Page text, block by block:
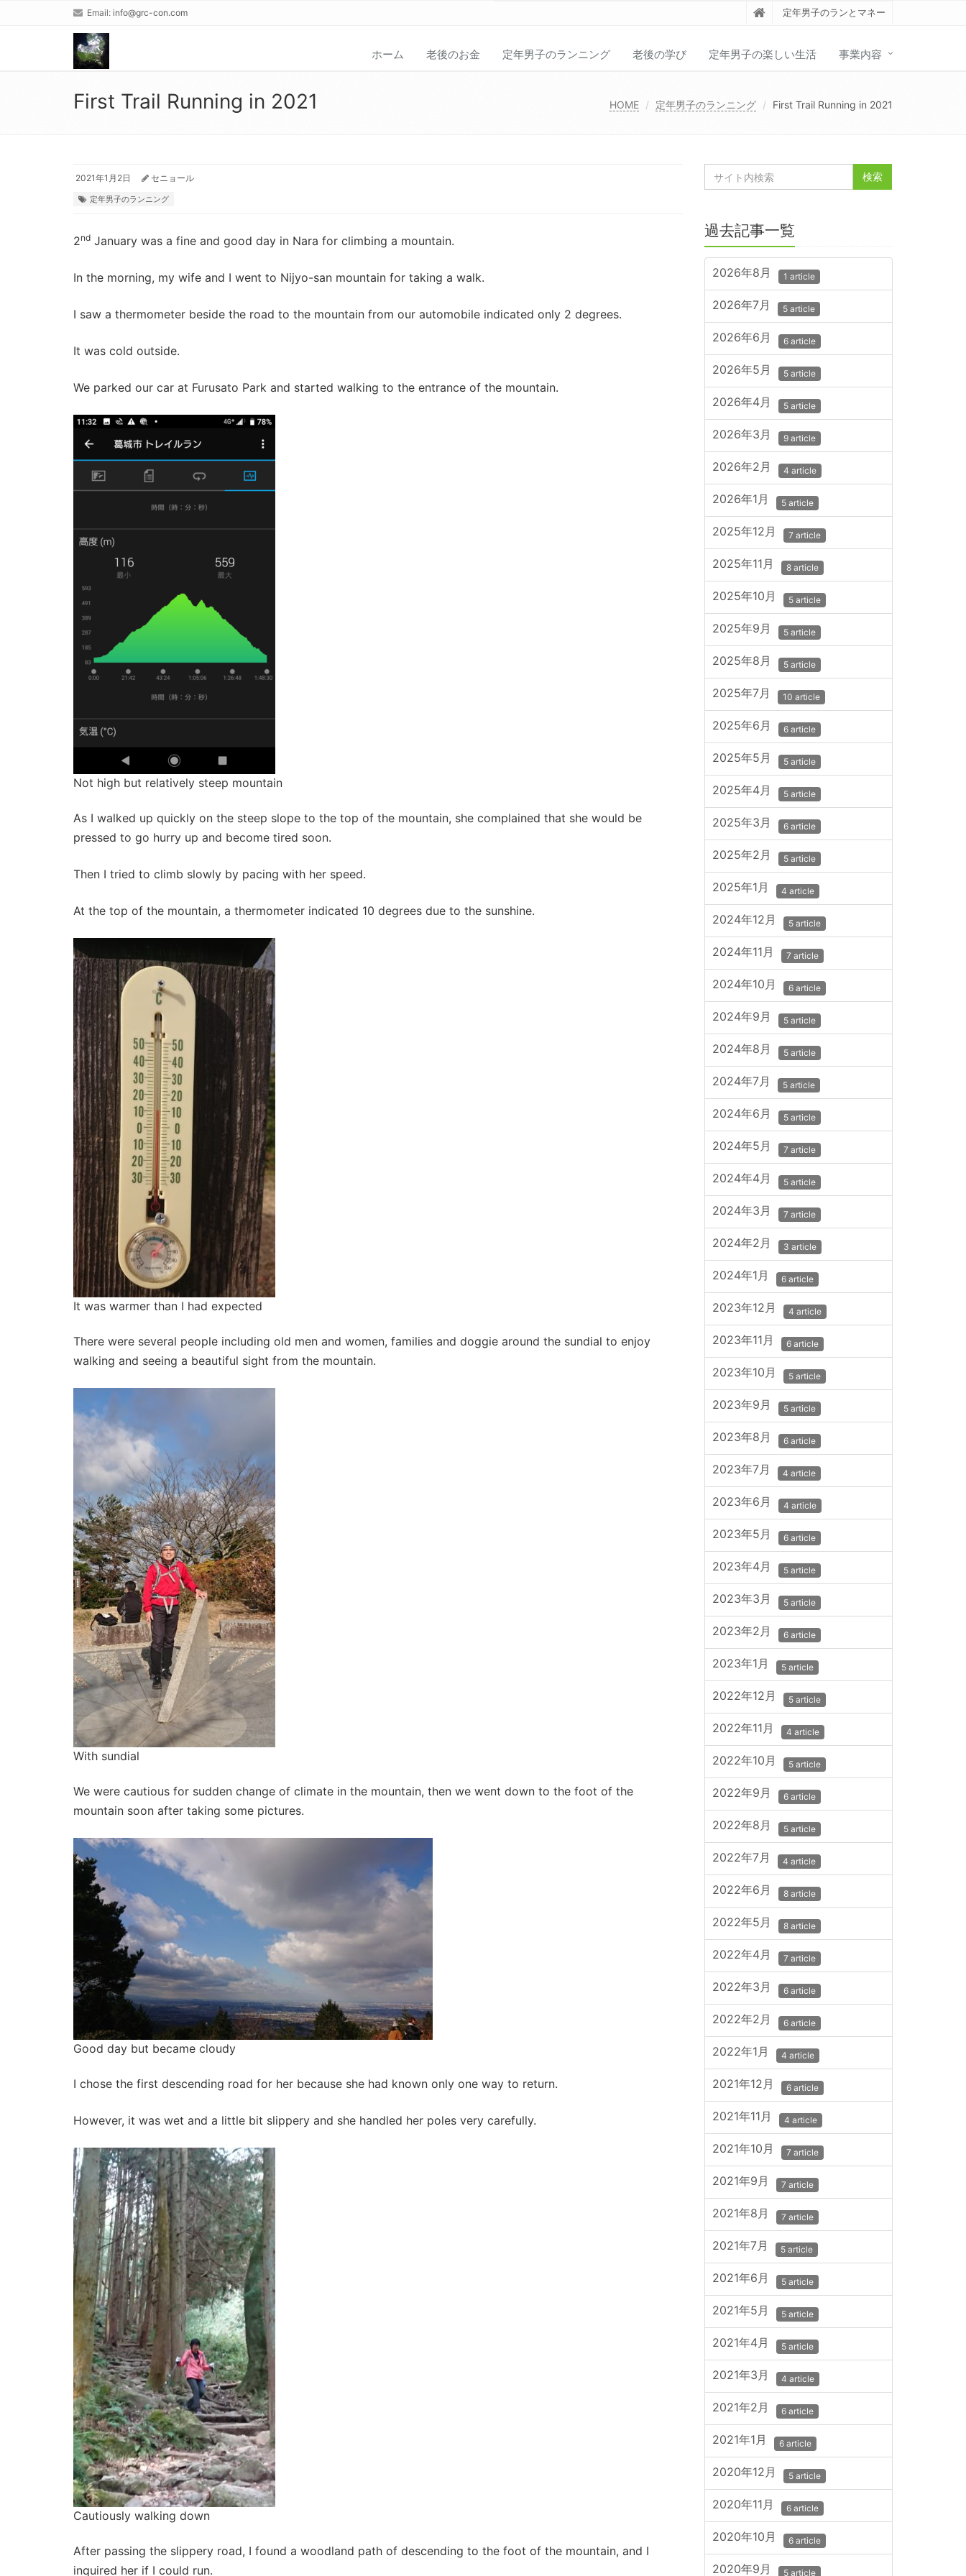
Email: info@grc-con.com 定年男子のランとマネー
ホーム 老後のお金 定年男子のランニング 老後の学び 定年男子の楽しい生活 事業内容
First Trail Running in 2021 HOME 定年男子のランニング First Trail Running in 2021
2021年1月2日 セニョール
定年男子のランニング
2nd January was a fine and good day in Nara for climbing a mountain.
In the morning, my wife and I went to Nijyo-san mountain for taking a walk.
I saw a thermometer beside the road to the mountain from our automobile indicated only 2 degrees.
It was cold outside.
We parked our car at Furusato Park and started walking to the entrance of the mountain.
Not high but relatively steep mountain
As I walked up quickly on the steep slope to the top of the mountain, she complained that she would be
pressed to go hurry up and become tired soon.
Then I tried to climb slowly by pacing with her speed.
At the top of the mountain, a thermometer indicated 10 degrees due to the sunshine.
It was warmer than I had expected
There were several people including old men and women, families and doggie around the sundial to enjoy
walking and seeing a beautiful sight from the mountain.
With sundial
We were cautious for sudden change of climate in the mountain, then we went down to the foot of the
mountain soon after taking some pictures.
Good day but became cloudy
I chose the first descending road for her because she had known only one way to return.
However, it was wet and a little bit slippery and she handled her poles very carefully.
Cautiously walking down
After passing the slippery road, I found a woodland path of descending to the foot of the mountain, and I
inquired her if I could run.
過去記事一覧
2026年8月 1 article
2026年7月 5 article
2026年6月 6 article
2026年5月 5 article
2026年4月 5 article
2026年3月 9 article
2026年2月 4 article
2026年1月 5 article
2025年12月 7 article
2025年11月 8 article
2025年10月 5 article
2025年9月 5 article
2025年8月 5 article
2025年7月 10 article
2025年6月 6 article
2025年5月 5 article
2025年4月 5 article
2025年3月 6 article
2025年2月 5 article
2025年1月 4 article
2024年12月 5 article
2024年11月 7 article
2024年10月 6 article
2024年9月 5 article
2024年8月 5 article
2024年7月 5 article
2024年6月 5 article
2024年5月 7 article
2024年4月 5 article
2024年3月 7 article
2024年2月 3 article
2024年1月 6 article
2023年12月 4 article
2023年11月 6 article
2023年10月 5 article
2023年9月 5 article
2023年8月 6 article
2023年7月 4 article
2023年6月 4 article
2023年5月 6 article
2023年4月 5 article
2023年3月 5 article
2023年2月 6 article
2023年1月 5 article
2022年12月 5 article
2022年11月 4 article
2022年10月 5 article
2022年9月 6 article
2022年8月 5 article
2022年7月 4 article
2022年6月 8 article
2022年5月 8 article
2022年4月 7 article
2022年3月 6 article
2022年2月 6 article
2022年1月 4 article
2021年12月 6 article
2021年11月 4 article
2021年10月 7 article
2021年9月 7 article
2021年8月 7 article
2021年7月 5 article
2021年6月 5 article
2021年5月 5 article
2021年4月 5 article
2021年3月 4 article
2021年2月 6 article
2021年1月 6 article
2020年12月 5 article
2020年11月 6 article
2020年10月 6 article
2020年9月 5 article